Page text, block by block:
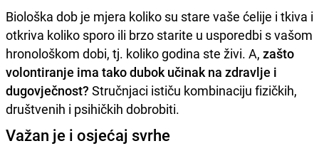
Biološka dob je mjera koliko su stare vaše ćelije i tkiva i
otkriva koliko sporo ili brzo starite u usporedbi s vašom
hronološkom dobi, tj. koliko godina ste živi. A, zašto
volontiranje ima tako dubok učinak na zdravlje i
dugovječnost? Stručnjaci ističu kombinaciju fizičkih,
društvenih i psihičkih dobrobiti.
Važan je i osjećaj svrhe